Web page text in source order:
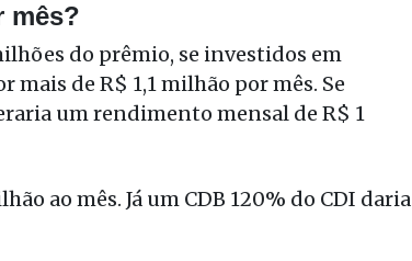
mês?
do prêmio, se investidos em
de R$ 1,1 milhão por mês. Se
um rendimento mensal de R$ 1
ao mês. Já um CDB 120% do CDI daria